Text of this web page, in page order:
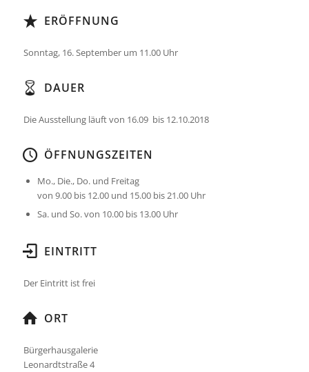
ERÖFFNUNG
Sonntag, 16. September um 11.00 Uhr
DAUER
Die Ausstellung läuft von 16.09 bis 12.10.2018
ÖFFNUNGSZEITEN
Mo., Die., Do. und Freitag
von 9.00 bis 12.00 und 15.00 bis 21.00 Uhr
Sa. und So. von 10.00 bis 13.00 Uhr
EINTRITT
Der Eintritt ist frei
ORT
Bürgerhausgalerie
Leonardtstraße 4